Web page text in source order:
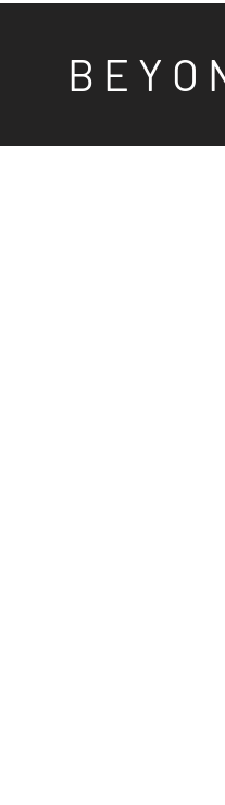
B E Y O